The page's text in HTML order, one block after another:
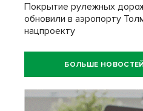
Покрытие рулежных
обновили в аэропорту
нацпроекту
БОЛЬШЕ НОВОСТЕЙ